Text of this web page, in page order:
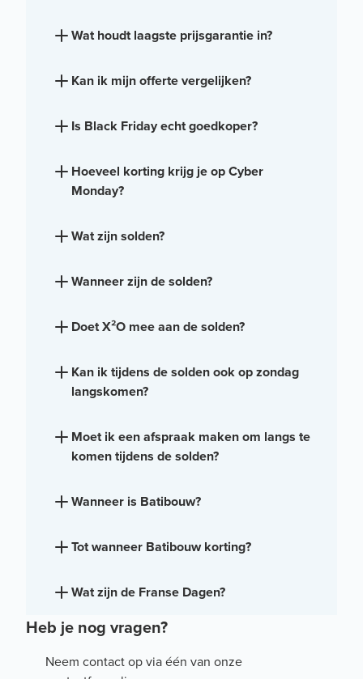
Wat houdt laagste prijsgarantie in?
Kan ik mijn offerte vergelijken?
Is Black Friday echt goedkoper?
Hoeveel korting krijg je op Cyber
Monday?
Wat zijn solden?
Wanneer zijn de solden?
Doet X²O mee aan de solden?
Kan ik tijdens de solden ook op zondag
langskomen?
Moet ik een afspraak maken om langs te
komen tijdens de solden?
Wanneer is Batibouw?
Tot wanneer Batibouw korting?
Wat zijn de Franse Dagen?
Heb je nog vragen?
Neem contact op via één van onze